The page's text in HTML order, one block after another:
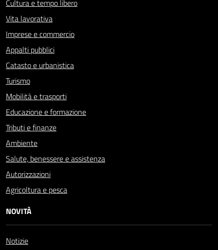
Cultura e tempo libero
Vita lavorativa
Imprese e commercio
Appalti pubblici
Catasto e urbanistica
Turismo
Mobilità e trasporti
Educazione e formazione
Tributi e finanze
Ambiente
Salute, benessere e assistenza
Autorizzazioni
Agricoltura e pesca
NOVITÀ
Notizie